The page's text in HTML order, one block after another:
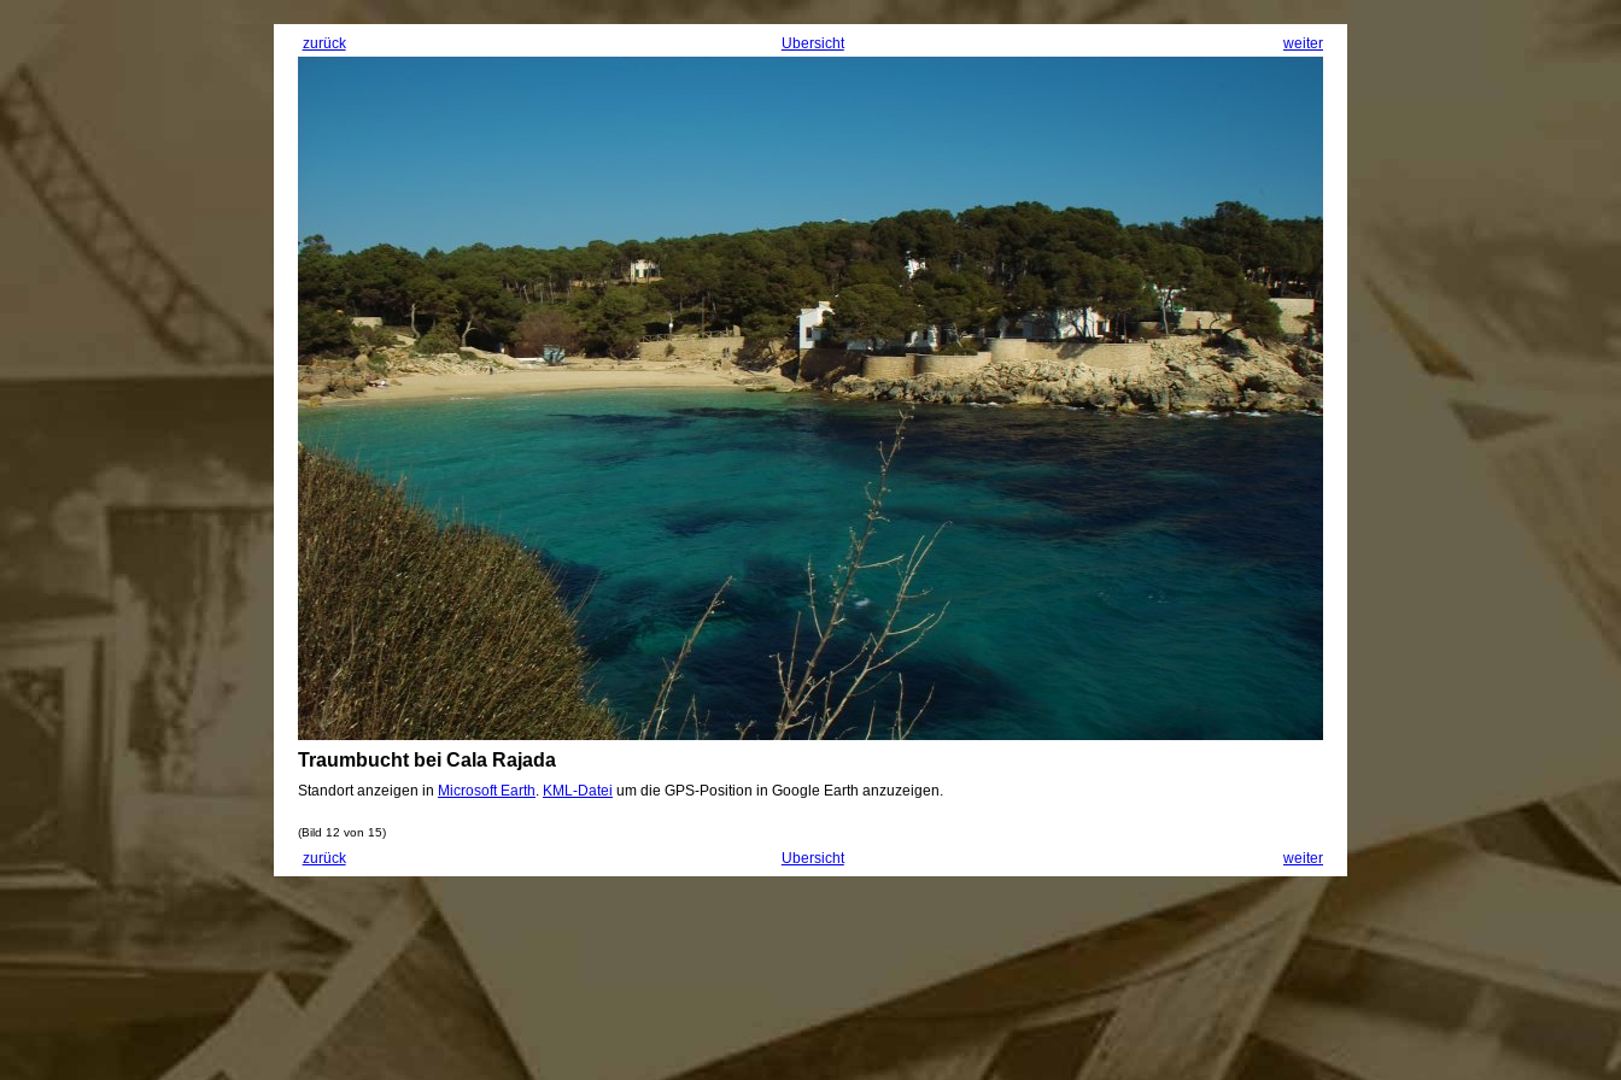
weiter
Übersicht
zurück
Traumbucht bei Cala Rajada
Standort anzeigen in Microsoft Earth KML-Datei um die GPS-Position in Google Earth anzuzeigen.
(Bild 12 von 15)
weiter
Übersicht
zurück